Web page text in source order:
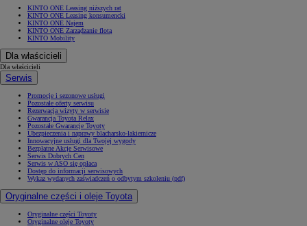
KINTO ONE Leasing niższych rat
KINTO ONE Leasing konsumencki
KINTO ONE Najem
KINTO ONE Zarządzanie flotą
KINTO Mobility
Dla właścicieli
Dla właścicieli
Serwis
Promocje i sezonowe usługi
Pozostałe oferty serwisu
Rezerwacja wizyty w serwisie
Gwarancja Toyota Relax
Pozostałe Gwarancje Toyoty
Ubezpieczenia i naprawy blacharsko-lakiernicze
Innowacyjne usługi dla Twojej wygody
Bezpłatne Akcje Serwisowe
Serwis Dobrych Cen
Serwis w ASO się opłaca
Dostęp do informacji serwisowych
Wykaz wydanych zaświadczeń o odbytym szkoleniu (pdf)
Oryginalne części i oleje Toyota
Oryginalne części Toyoty
Oryginalne oleje Toyoty